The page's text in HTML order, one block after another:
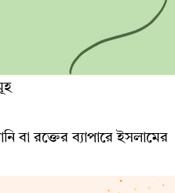
বা রক্তের ব্যাপারে ইসলামের